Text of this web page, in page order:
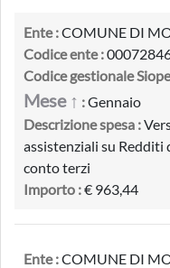
Ente :COMUNE DI
Codice ente :
Codice gestionale
Mese ↑ :Gennaio
Descrizione spesa :
assistenziali su Redditi
conto terzi
Importo :€ 963,44
Ente :COMUNE DI